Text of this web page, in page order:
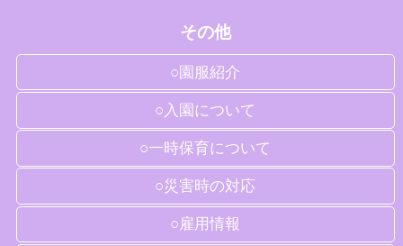
その他
○園服紹介
○入園について
○一時保育について
○災害時の対応
○雇用情報